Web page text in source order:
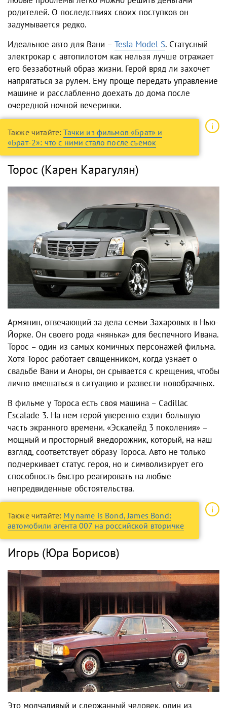
родителей. О последствиях своих поступков он
задумывается редко.
Идеальное авто для Вани – Tesla Model S. Статусный
электрокар с автопилотом как нельзя лучше отражает
его беззаботный образ жизни. Герой вряд ли захочет
напрягаться за рулем. Ему проще передать управление
машине и расслабленно доехать до дома после
очередной ночной вечеринки.
Также читайте:Тачки из фильмов «Брат» и
«Брат-2»: что с ними стало после съемок
Торос (Карен Карагулян)
Армянин, отвечающий за дела семьи Захаровых в Нью-
Йорке. Он своего рода «нянька» для беспечного Ивана.
Торос – один из самых комичных персонажей фильма.
Хотя Торос работает священником, когда узнает о
свадьбе Вани и Аноры, он срывается с крещения, чтобы
лично вмешаться в ситуацию и развести новобрачных.
В фильме у Тороса есть своя машина – Cadillac
Escalade 3. На нем герой уверенно ездит большую
часть экранного времени. «Эскалейд 3 поколения» –
мощный и просторный внедорожник, который, на наш
взгляд, соответствует образу Тороса. Авто не только
подчеркивает статус героя, но и символизирует его
способность быстро реагировать на любые
непредвиденные обстоятельства.
Также читайте: My name is Bond, James Bond:
автомобили агента 007 на российской вторичке
Игорь (Юра Борисов)
Это молчаливый и сдержанный человек, один из